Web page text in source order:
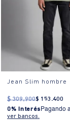
Jean Slim hombre
$ 309.900$ 153 .400
0% Interés Pagando
ver bancos.